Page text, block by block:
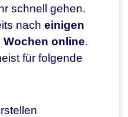
schnell gehen.
nach einigen
Wochen online.
für folgende